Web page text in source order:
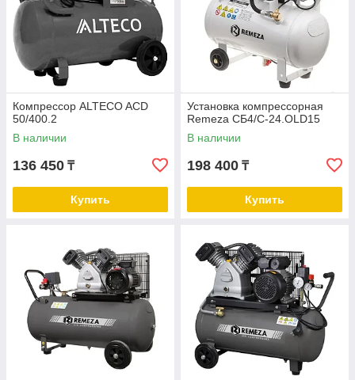
Компрессор ALTECO ACD
50/400.2
В наличии
136 450 ₸
Купить
Установка компрессорная
Remeza СБ4/C-24.OLD15
В наличии
198 400 ₸
Купить